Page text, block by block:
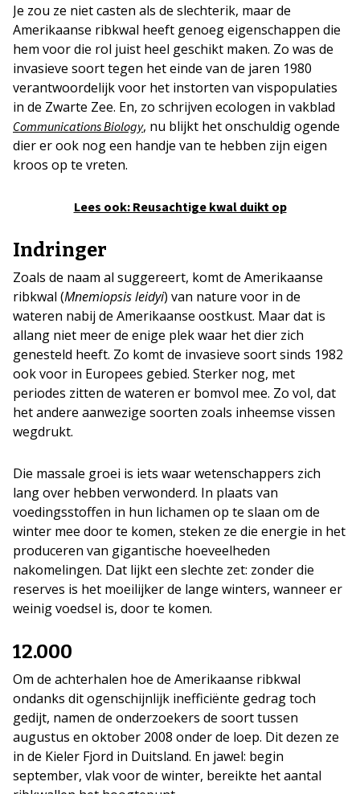
Je zou ze niet casten als de slechterik, maar de
Amerikaanse ribkwal heeft genoeg eigenschappen die
hem voor die rol juist heel geschikt maken. Zo was de
invasieve soort tegen het einde van de jaren 1980
verantwoordelijk voor het instorten van vispopulaties
in de Zwarte Zee. En, zo schrijven ecologen in vakblad
Communications Biology, nu blijkt het onschuldig ogende
dier er ook nog een handje van te hebben zijn eigen
kroos op te vreten.
Lees ook: Reusachtige kwal duikt op
Indringer
Zoals de naam al suggereert, komt de Amerikaanse
ribkwal (Mnemiopsis leidyi) van nature voor in de
wateren nabij de Amerikaanse oostkust. Maar dat is
allang niet meer de enige plek waar het dier zich
genesteld heeft. Zo komt de invasieve soort sinds 1982
ook voor in Europees gebied. Sterker nog, met
periodes zitten de wateren er bomvol mee. Zo vol, dat
het andere aanwezige soorten zoals inheemse vissen
wegdrukt.
Die massale groei is iets waar wetenschappers zich
lang over hebben verwonderd. In plaats van
voedingsstoffen in hun lichamen op te slaan om de
winter mee door te komen, steken ze die energie in het
produceren van gigantische hoeveelheden
nakomelingen. Dat lijkt een slechte zet: zonder die
reserves is het moeilijker de lange winters, wanneer er
weinig voedsel is, door te komen.
12.000
Om de achterhalen hoe de Amerikaanse ribkwal
ondanks dit ogenschijnlijk inefficiënte gedrag toch
gedijt, namen de onderzoekers de soort tussen
augustus en oktober 2008 onder de loep. Dit dezen ze
in de Kieler Fjord in Duitsland. En jawel: begin
september, vlak voor de winter, bereikte het aantal